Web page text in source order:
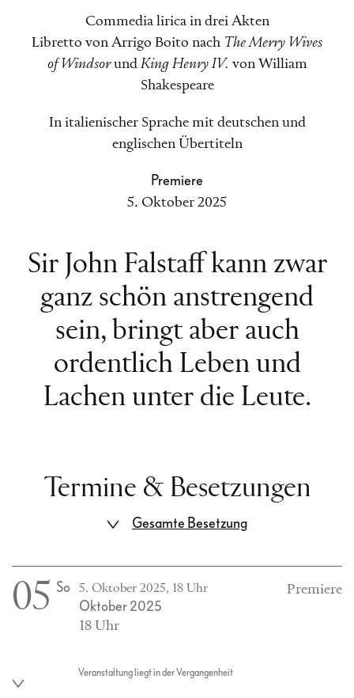
Sir John Falstaff kann zwar
ganz schön anstrengend
sein, bringt aber auch
ordentlich Leben und
Lachen unter die Leute.
Commedia lirica in drei Akten
Libretto von Arrigo Boito nach The Merry Wives
of Windsorund King Henry IV. von William
Shakespeare
In italienischer Sprache mit deutschen und
englischen Übertiteln
Premiere
5. Oktober 2025
Termine & Besetzungen
Gesamte Besetzung
05 So 5. Oktober 2025, 18 Uhr
Oktober 2025
18 Uhr
Premiere
Veranstaltung liegt in der Vergangenheit